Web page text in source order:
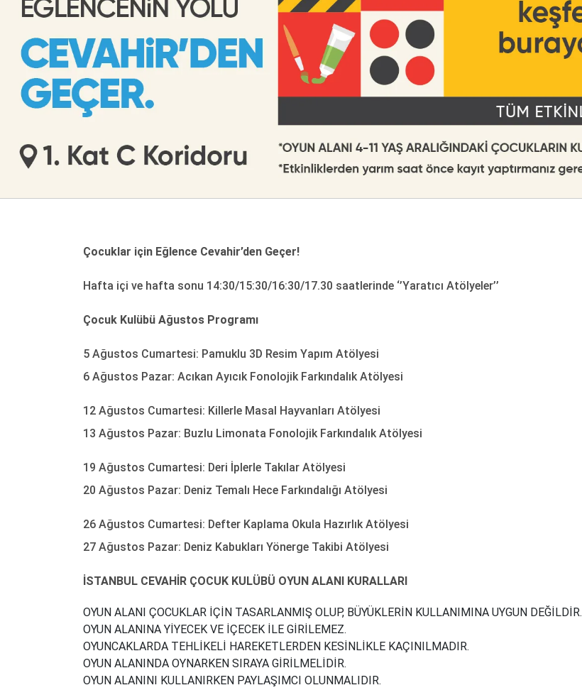
Çocuklar için Eğlence Cevahir’den Geçer!
Hafta içi ve hafta sonu 14:30/15:30/16:30/17.30 saatlerinde ‘’Yaratıcı Atölyeler’’
Çocuk Kulübü Ağustos Programı
5 Ağustos Cumartesi: Pamuklu 3D Resim Yapım Atölyesi
6 Ağustos Pazar: Acıkan Ayıcık Fonolojik Farkındalık Atölyesi
12 Ağustos Cumartesi: Killerle Masal Hayvanları Atölyesi
13 Ağustos Pazar: Buzlu Limonata Fonolojik Farkındalık Atölyesi
19 Ağustos Cumartesi: Deri İplerle Takılar Atölyesi
20 Ağustos Pazar: Deniz Temalı Hece Farkındalığı Atölyesi
26 Ağustos Cumartesi: Defter Kaplama Okula Hazırlık Atölyesi
27 Ağustos Pazar: Deniz Kabukları Yönerge Takibi Atölyesi
İSTANBUL CEVAHİR ÇOCUK KULÜBÜ OYUN ALANI KURALLARI
OYUN ALANI ÇOCUKLAR İÇİN TASARLANMIŞ OLUP, BÜYÜKLERİN KULLANIMINA UYGUN DEĞİLDİR.
OYUN ALANINA YİYECEK VE İÇECEK İLE GİRİLEMEZ.
OYUNCAKLARDA TEHLİKELİ HAREKETLERDEN KESİNLİKLE KAÇINILMADIR.
OYUN ALANINDA OYNARKEN SIRAYA GİRİLMELİDİR.
OYUN ALANINI KULLANIRKEN PAYLAŞIMCI OLUNMALIDIR.